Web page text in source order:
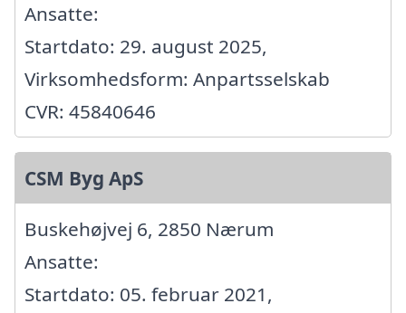
Ansatte:
Startdato: 29. august 2025,
Virksomhedsform: Anpartsselskab
CVR: 45840646
CSM Byg ApS
Buskehøjvej 6, 2850 Nærum
Ansatte:
Startdato: 05. februar 2021,